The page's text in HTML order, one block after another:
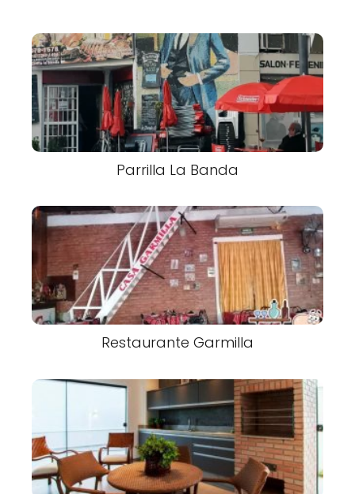
Parrilla La Banda
Restaurante Garmilla